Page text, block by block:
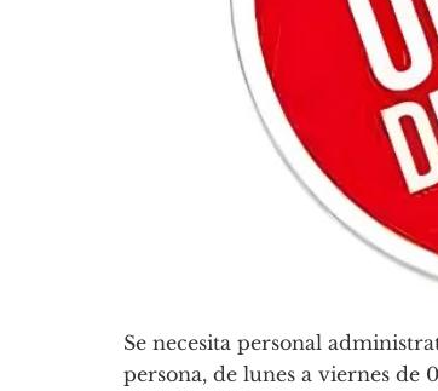
Se necesita personal
persona, de lunes a viernes de